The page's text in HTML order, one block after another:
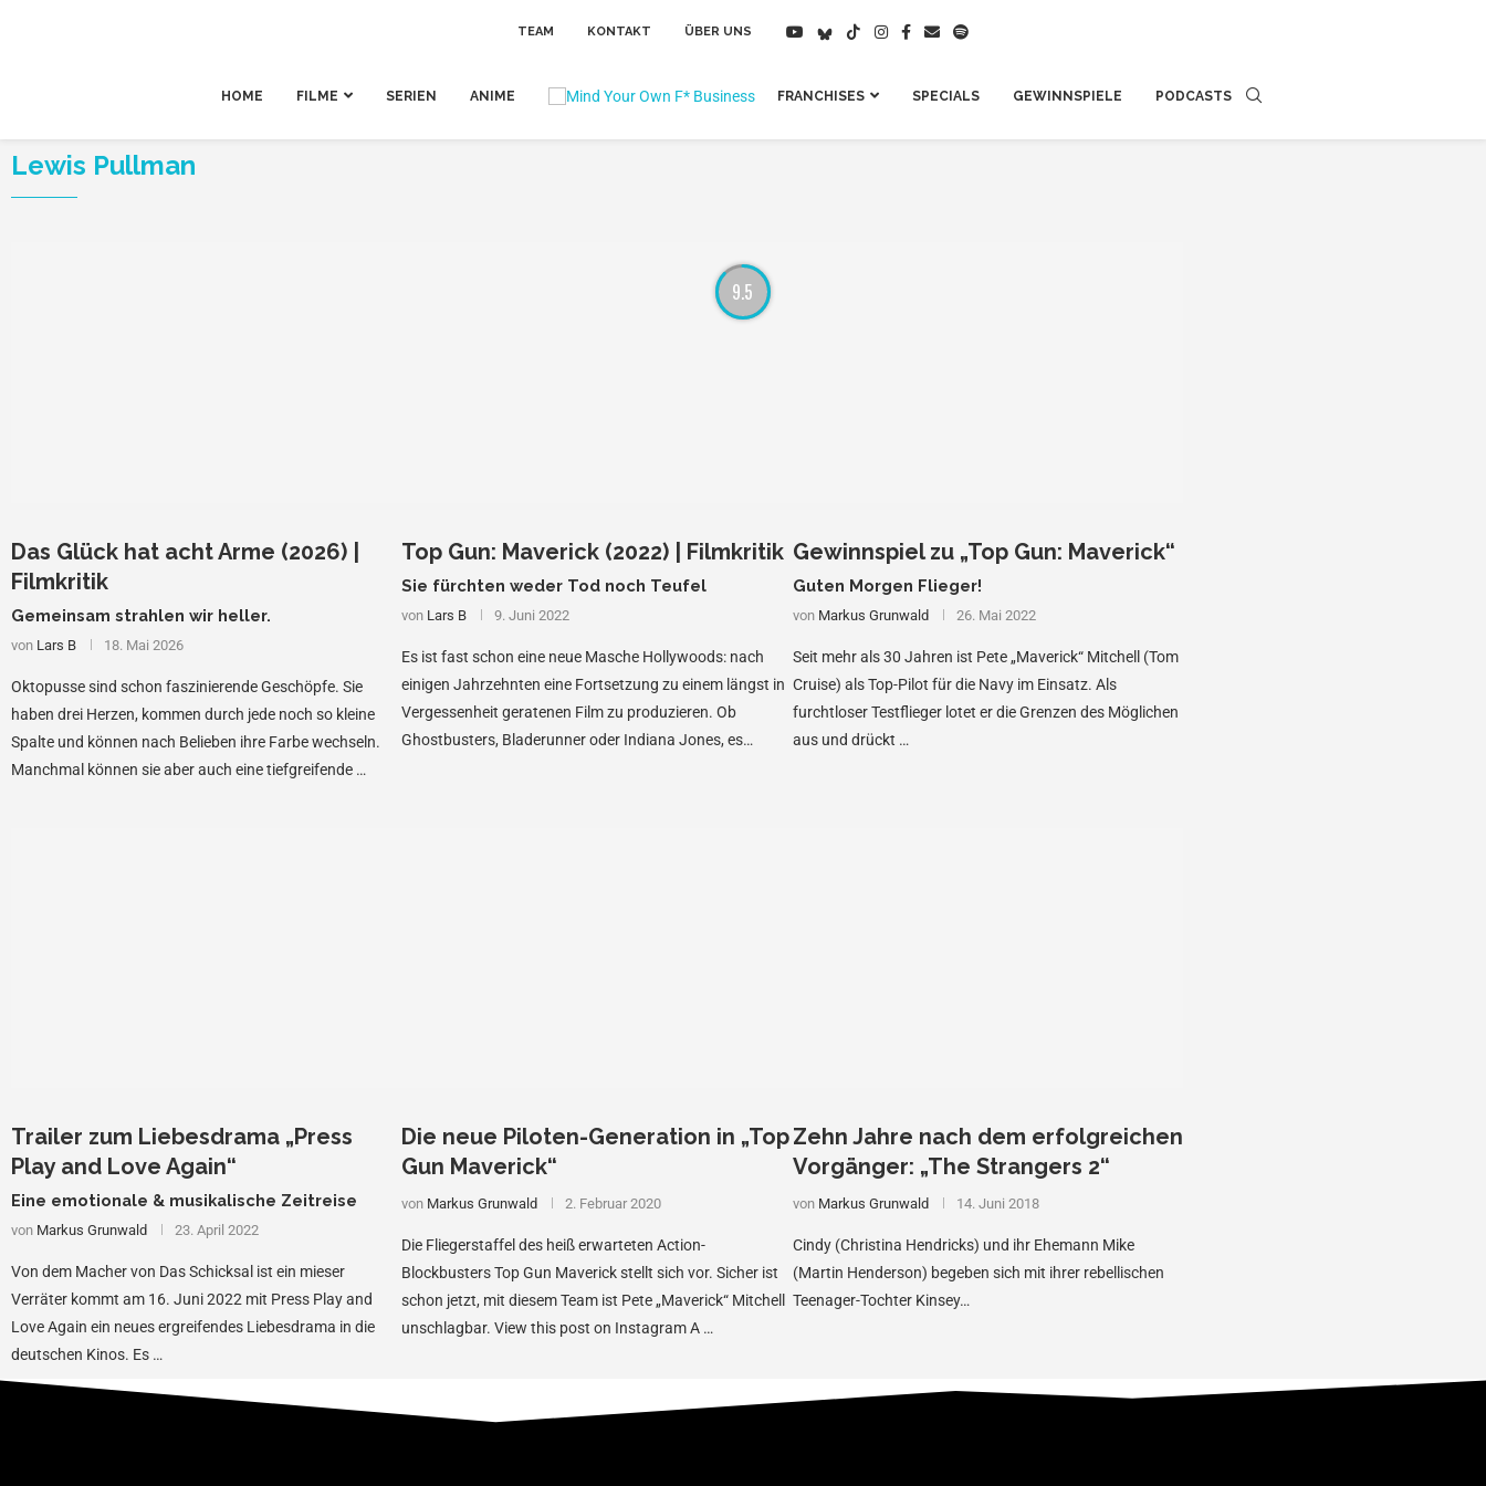
TEAM KONTAKT ÜBER UNS
HOME FILME SERIEN ANIME FRANCHISES SPECIALS GEWINNSPIELE PODCASTS
Lewis Pullman
Das Glück hat acht Arme (2026) |
Filmkritik
Gemeinsam strahlen wir heller.
von Lars B 18. Mai 2026
Oktopusse sind schon faszinierende Geschöpfe. Sie
haben drei Herzen, kommen durch jede noch so kleine
Spalte und können nach Belieben ihre Farbe wechseln.
Manchmal können sie aber auch eine tiefgreifende …
9.5
Top Gun: Maverick (2022) | Filmkritik
Sie fürchten weder Tod noch Teufel
von Lars B 9. Juni 2022
Es ist fast schon eine neue Masche Hollywoods: nach
einigen Jahrzehnten eine Fortsetzung zu einem längst in
Vergessenheit geratenen Film zu produzieren. Ob
Ghostbusters, Bladerunner oder Indiana Jones, es
Gewinnspiel zu „Top Gun: Maverick“
Guten Morgen Flieger!
von Markus Grunwald 26. Mai 2022
Seit mehr als 30 Jahren ist Pete „Maverick“ Mitchell (Tom
Cruise) als Top-Pilot für die Navy im Einsatz. Als
furchtloser Testflieger lotet er die Grenzen des Möglichen
aus und drückt …
Trailer zum Liebesdrama „Press
Play and Love Again“
Eine emotionale & musikalische Zeitreise
von Markus Grunwald 23. April 2022
Von dem Macher von Das Schicksal ist ein mieser
Verräter kommt am 16. Juni 2022 mit Press Play and
Love Again ein neues ergreifendes Liebesdrama in die
deutschen Kinos. Es …
Die neue Piloten-Generation in „Top
Gun Maverick“
von Markus Grunwald 2. Februar 2020
Die Fliegerstaffel des heiß erwarteten Action-
Blockbusters Top Gun Maverick stellt sich vor. Sicher ist
schon jetzt, mit diesem Team ist Pete „Maverick“ Mitchell
unschlagbar. View this post on Instagram A …
Zehn Jahre nach dem erfolgreichen
Vorgänger: „The Strangers 2“
von Markus Grunwald 14. Juni 2018
Cindy (Christina Hendricks) und ihr Ehemann Mike
(Martin Henderson) begeben sich mit ihrer rebellischen
Teenager-Tochter Kinsey…